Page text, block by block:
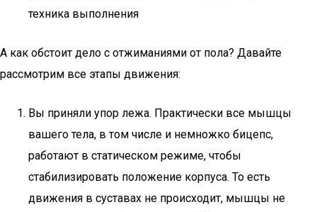
техника выполнения
А как обстоит дело с отжиманиями от пола? Давайте
рассмотрим все этапы движения:
Вы приняли упор лежа. Практически все мышцы
вашего тела, в том числе и немножко бицепс,
работают в статическом режиме, чтобы
стабилизировать положение корпуса. То есть
движения в суставах не происходит, мышцы не